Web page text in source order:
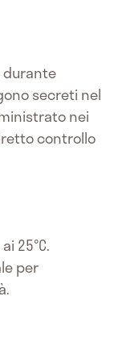
durante
secreti nel
nei
controllo
25°C.
per